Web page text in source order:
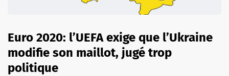
Euro 2020: l’UEFA exige que l’Ukraine
modifie son maillot, jugé trop
politique